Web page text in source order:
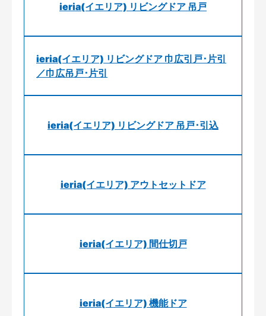
ieria(イエリア) リビングドア 吊戸
ieria(イエリア) リビングドア 巾広引戸･片引
／巾広吊戸･片引
ieria(イエリア) リビングドア 吊戸･引込
ieria(イエリア) アウトセットドア
ieria(イエリア) 間仕切戸
ieria(イエリア) 機能ドア